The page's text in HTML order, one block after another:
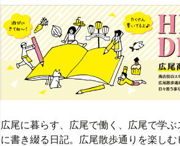
広尾に暮らす、広尾で働く、広尾で学
に書き綴る日記。広尾散歩通りを楽しむ